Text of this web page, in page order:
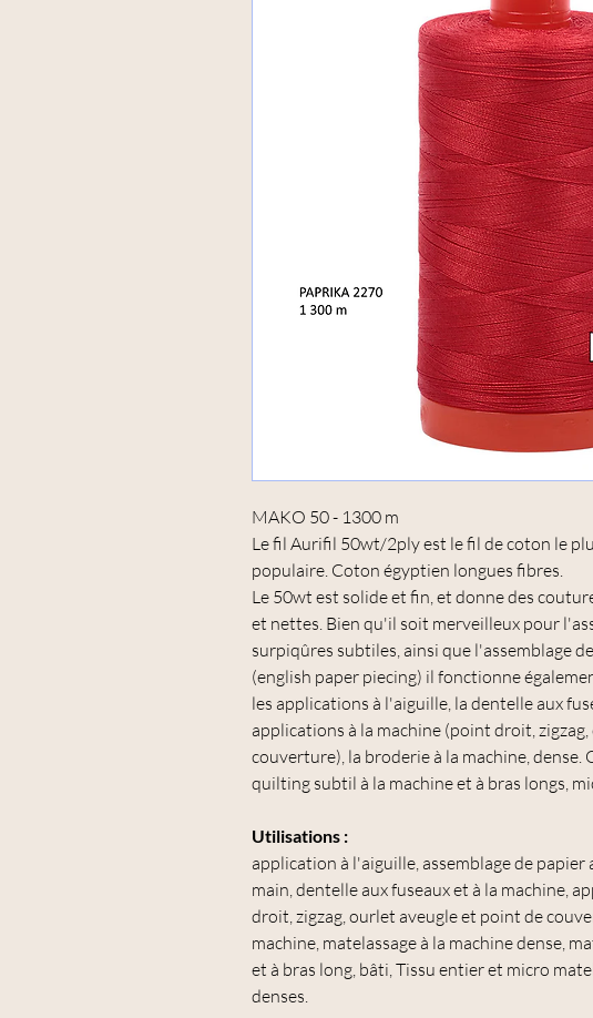
MAKO 50 - 1300 m
Le fil Aurifil 50wt/2ply est le fil de coton le
populaire. Coton égyptien longues fibres.
Le 50wt est solide et fin, et donne des
et nettes. Bien qu'il soit merveilleux pour
surpiqûres subtiles, ainsi que l'assemblage
(english paper piecing) il fonctionne
les applications à l'aiguille, la dentelle aux
applications à la machine (point droit,
couverture), la broderie à la machine, dense.
quilting subtil à la machine et à bras longs,
Utilisations :
application à l'aiguille, assemblage de papier
main, dentelle aux fuseaux et à la machine,
droit, zigzag, ourlet aveugle et point de
machine, matelassage à la machine dense,
et à bras long, bâti, Tissu entier et micro
denses.